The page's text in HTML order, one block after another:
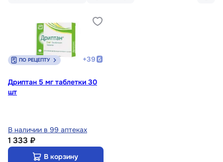
ПО РЕЦЕПТУ +39
Дриптан 5 мг таблетки 30
шт
В наличии в 99 аптеках
1 333 ₽
В корзину